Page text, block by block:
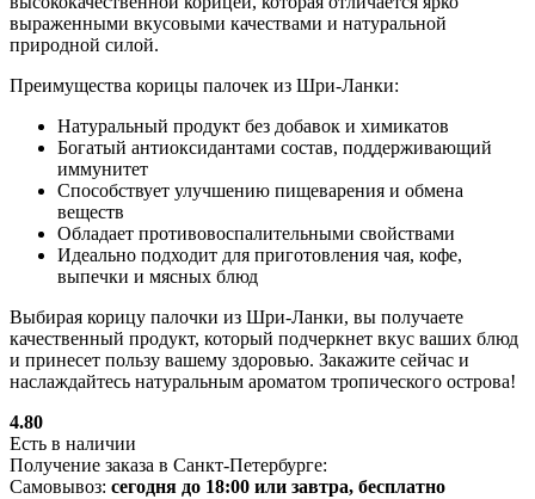
выраженными вкусовыми качествами и натуральной
природной силой.
Преимущества корицы палочек из Шри-Ланки:
Натуральный продукт без добавок и химикатов
Богатый антиоксидантами состав, поддерживающий
иммунитет
Способствует улучшению пищеварения и обмена
веществ
Обладает противовоспалительными свойствами
Идеально подходит для приготовления чая, кофе,
выпечки и мясных блюд
Выбирая корицу палочки из Шри-Ланки, вы получаете
качественный продукт, который подчеркнет вкус ваших блюд
и принесет пользу вашему здоровью. Закажите сейчас и
наслаждайтесь натуральным ароматом тропического острова!
4.80
Есть в наличии
Получение заказа в Санкт-Петербурге:
Самовывоз: сегодня до 18:00 или завтра, бесплатно